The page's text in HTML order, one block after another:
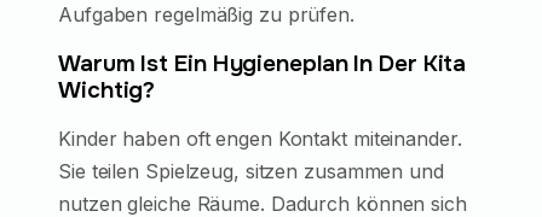
Aufgaben regelmäßig zu prüfen.
Warum Ist Ein Hygieneplan In Der Kita
Wichtig?
Kinder haben oft engen Kontakt miteinander.
Sie teilen Spielzeug, sitzen zusammen und
nutzen gleiche Räume. Dadurch können sich